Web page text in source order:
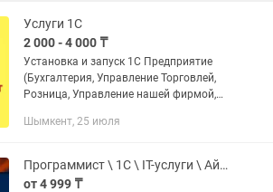
Услуги 1С
2 000 - 4 000 ₸
Установка и запуск 1С Предприятие
(Бухгалтерия, Управление Торговлей,
Розница, Управление нашей фирмой,
другое). 2.Обновление продуктов 1С,
Шымкент, 25 июля
Программист \ 1С \ IT-услуги \ Айтишник \ Python \ Windows
от 4 999 ₸